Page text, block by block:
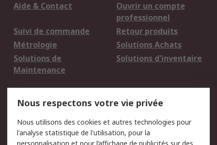
Aide & Contact
Ouvrir un compte
professionnel
Suivi de commande
Retour produits
Métrologie
Solutions Achats
Solutions de
Maintenance
Solutions d'inventaire
du site
Politique de protection
Sécurité des E-mails
Nous respectons votre vie privée
Nous utilisons des cookies et autres technologies pour
l'analyse statistique de l'utilisation, pour la